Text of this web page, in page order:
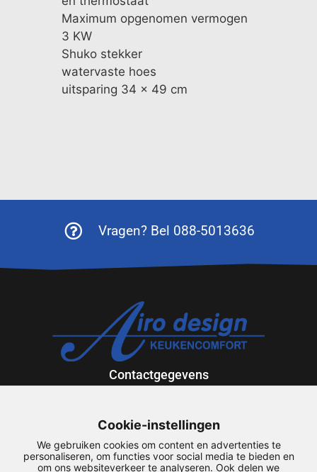
Maximum opgenomen vermogen
3 KW
Shuko stekker
watervaste hoes
uitsparing 34 x 49 cm
Vragen? Bel 088-5013636
Contactgegevens
9301 ZV Roden
088-5013636
airodesign@airodesign.nl
Cookie-instellingen
We gebruiken cookies om content en advertenties te
personaliseren, om functies voor social media te bieden en
om ons websiteverkeer te analyseren. Ook delen we